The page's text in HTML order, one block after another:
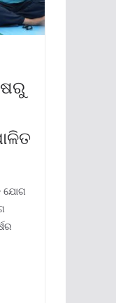
ଯୋଗ